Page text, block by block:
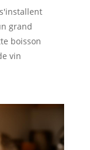
grand
boisson
vin